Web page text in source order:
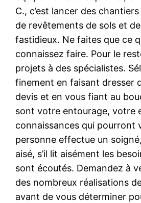
C., c’est lancer des
de revêtements de sols et
fastidieux. Ne faites que ce
connaissez faire. Pour le
projets à des spécialistes.
finement en faisant dresser
devis et en vous fiant au
sont votre entourage, votre
connaissances qui pourront
personne effectue un
aisé, s’il lit aisément les
sont écoutés. Demandez à
des nombreux réalisations
avant de vous déterminer